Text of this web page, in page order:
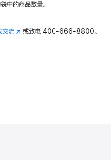
中的商品数量。
交流(在 或致电400-666-8800。